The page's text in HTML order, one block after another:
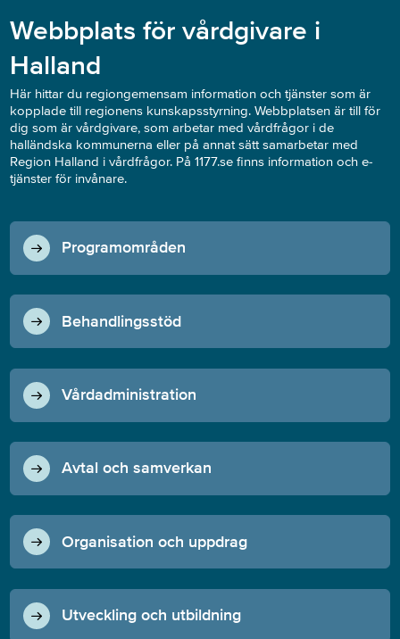
Webbplats för vårdgivare i
Halland
Här hittar du regiongemensam information och tjänster som är
kopplade till regionens kunskapsstyrning. Webbplatsen är till för
dig som är vårdgivare, som arbetar med vårdfrågor i de
halländska kommunerna eller på annat sätt samarbetar med
Region Halland i vårdfrågor. På 1177.se finns information och e-
tjänster för invånare.
Programområden
Behandlingsstöd
Vårdadministration
Avtal och samverkan
Organisation och uppdrag
Utveckling och utbildning